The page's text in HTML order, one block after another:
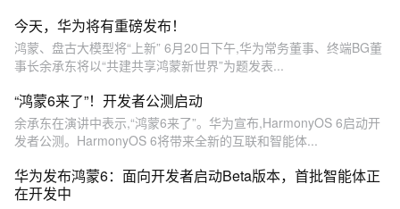
今天，华为将有重磅发布！
鸿蒙、盘古大模型将“上新” 6月20日下午,华为常务董事、终端BG董
事长余承东将以“共建共享鸿蒙新世界”为题发表...
“鸿蒙6来了”！开发者公测启动
余承东在演讲中表示,“鸿蒙6来了”。华为宣布,HarmonyOS 6启动开
发者公测。HarmonyOS 6将带来全新的互联和智能体...
华为发布鸿蒙6：面向开发者启动Beta版本，首批智能体正
在开发中